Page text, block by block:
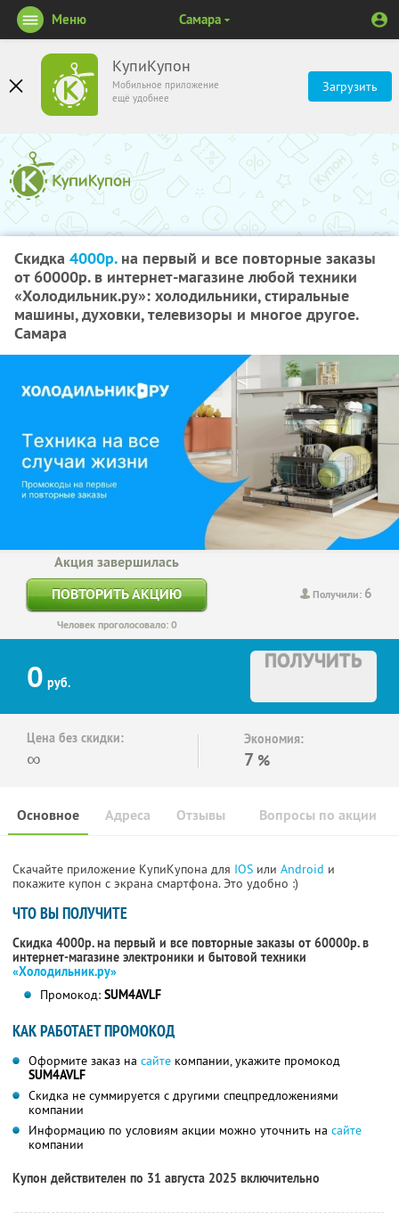
КупиКупон
Мобильное приложение
ещё удобнее
Загрузить
Меню Самара
Скидка 4000р.на первый и все повторные заказы
от 60000р. в интернет-магазине любой техники
«Холодильник.ру»: холодильники, стиральные
машины, духовки, телевизоры и многое другое.
Самара
Получили: 6
Акция завершилась
ПОВТОРИТЬ АКЦИЮ
Человек проголосовало: 0
0 руб.
ПОЛУЧИТЬ
Цена без скидки:
∞
Экономия:
7 %
Основное Отзывы Вопросы по акции
Адреса
Скачайте приложение КупиКупона для IOS или Android и
покажите купон с экрана смартфона. Это удобно :)
ЧТО ВЫ ПОЛУЧИТЕ
Скидка 4000р. на первый и все повторные заказы от 60000р. в
интернет-магазине электроники и бытовой техники
«Холодильник.ру»
Промокод: SUM4AVLF
КАК РАБОТАЕТ ПРОМОКОД
Оформите заказ на сайте компании, укажите промокод
SUM4AVLF
Скидка не суммируется с другими спецпредложениями
компании
Информацию по условиям акции можно уточнить на сайте
компании
Купон действителен по 31 августа 2025 включительно